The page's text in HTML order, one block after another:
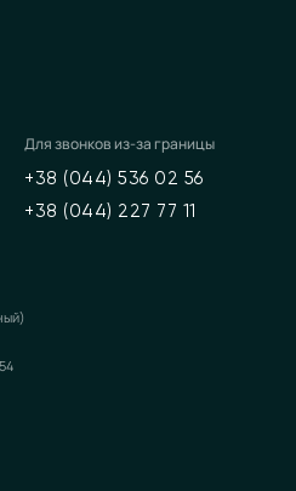
Для звонков из-за границы
+38 (044) 536 02 56
+38 (044) 227 77 11